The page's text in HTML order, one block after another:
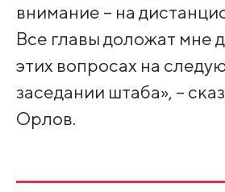
внимание – на
Все главы доложат мне
этих вопросах на
заседании штаба», –
Орлов.